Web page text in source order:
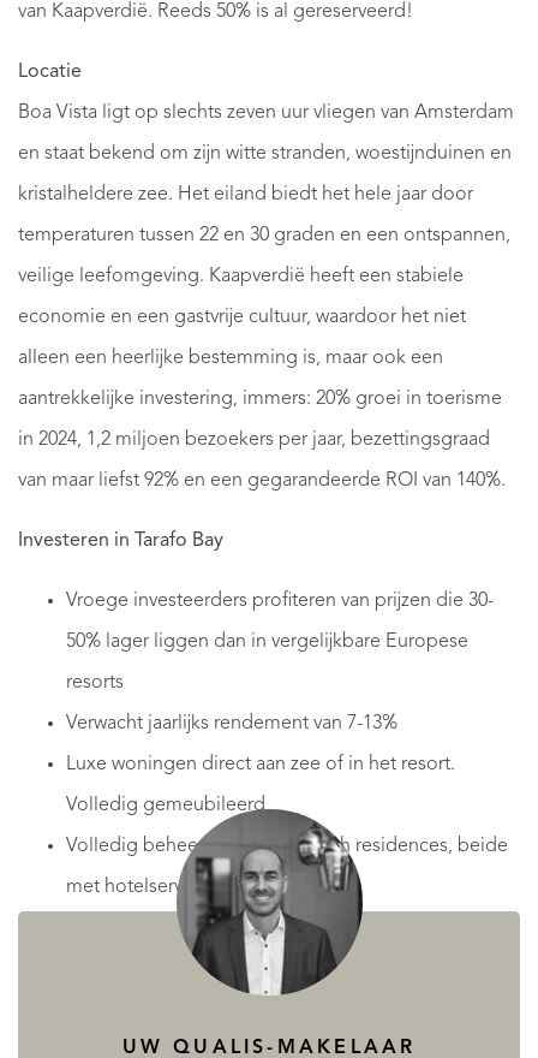
van Kaapverdië. Reeds 50% is al gereserveerd!
Locatie
Boa Vista ligt op slechts zeven uur vliegen van Amsterdam
en staat bekend om zijn witte stranden, woestijnduinen en
kristalheldere zee. Het eiland biedt het hele jaar door
temperaturen tussen 22 en 30 graden en een ontspannen,
veilige leefomgeving. Kaapverdië heeft een stabiele
economie en een gastvrije cultuur, waardoor het niet
alleen een heerlijke bestemming is, maar ook een
aantrekkelijke investering, immers: 20% groei in toerisme
in 2024, 1,2 miljoen bezoekers per jaar, bezettingsgraad
van maar liefst 92% en een gegarandeerde ROI van 140%.
Investeren in Tarafo Bay
Vroege investeerders profiteren van prijzen die 30-
50% lager liggen dan in vergelijkbare Europese
resorts
Verwacht jaarlijks rendement van 7-13%
Luxe woningen direct aan zee of in het resort.
Volledig gemeubileerd
Volledig beheerde golf en beach residences, beide
met hotelservice
Inclusief 2 weken vakantieverblijf per jaar
Toegang tot exclusieve sport- en wellnessfaciliteiten
UW QUALIS-MAKELAAR